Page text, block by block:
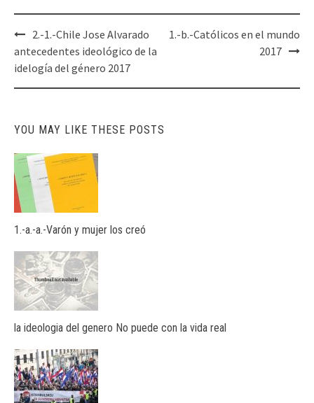
Post
navigation
2.-1.-Chile Jose Alvarado
antecedentes ideológico de la
idelogía del género 2017
1.-b.-Católicos en el mundo
2017
YOU MAY LIKE THESE POSTS
1.-a.-a.-Varón y mujer los creó
la ideologia del genero No puede con la vida real